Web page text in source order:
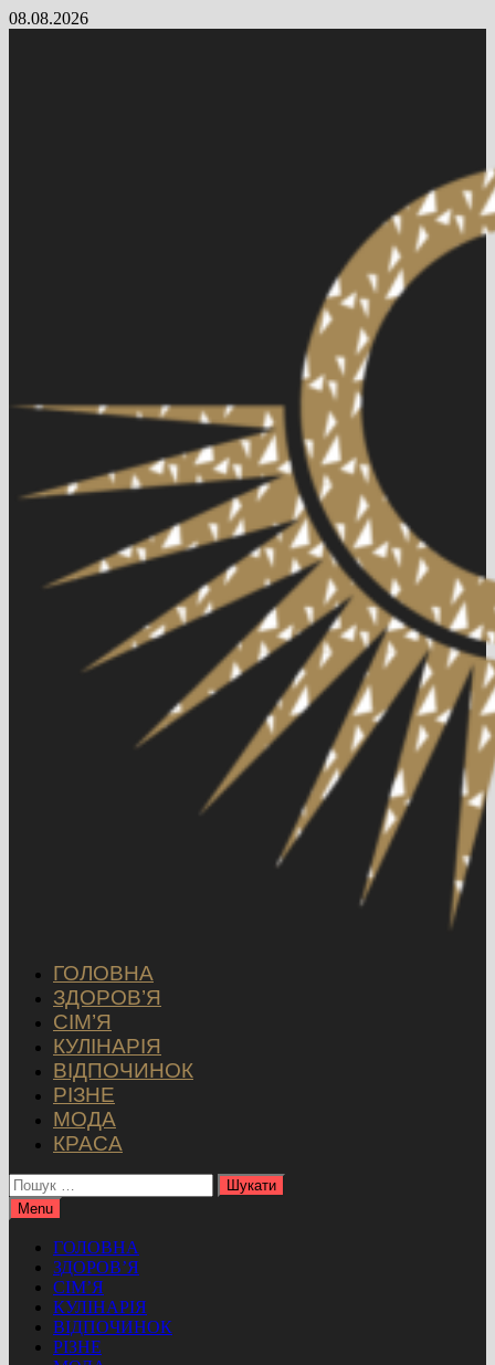
Skip
08.08.2026
ГОЛОВНА
ЗДОРОВ’Я
СІМ’Я
КУЛІНАРІЯ
ВІДПОЧИНОК
РІЗНЕ
МОДА
КРАСА
Пошук:
Menu
ГОЛОВНА
ЗДОРОВ’Я
СІМ’Я
КУЛІНАРІЯ
ВІДПОЧИНОК
РІЗНЕ